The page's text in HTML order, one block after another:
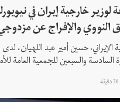
لوزير خارجية إيران في
النووي والإفراج عن
الإيراني، حسين أمير عبد اللهيان،
والسبعين للجمعية العامة